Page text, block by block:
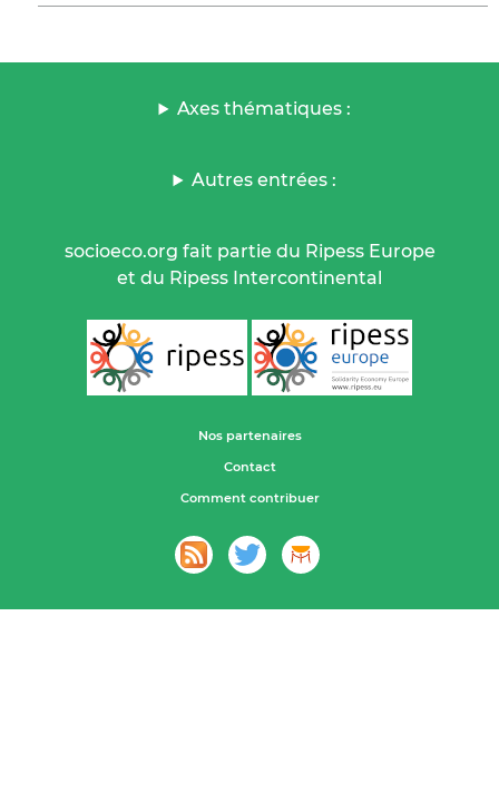
Axes thématiques :
Autres entrées :
socioeco.org fait partie du Ripess Europe
et du Ripess Intercontinental
Nos partenaires
Contact
Comment contribuer